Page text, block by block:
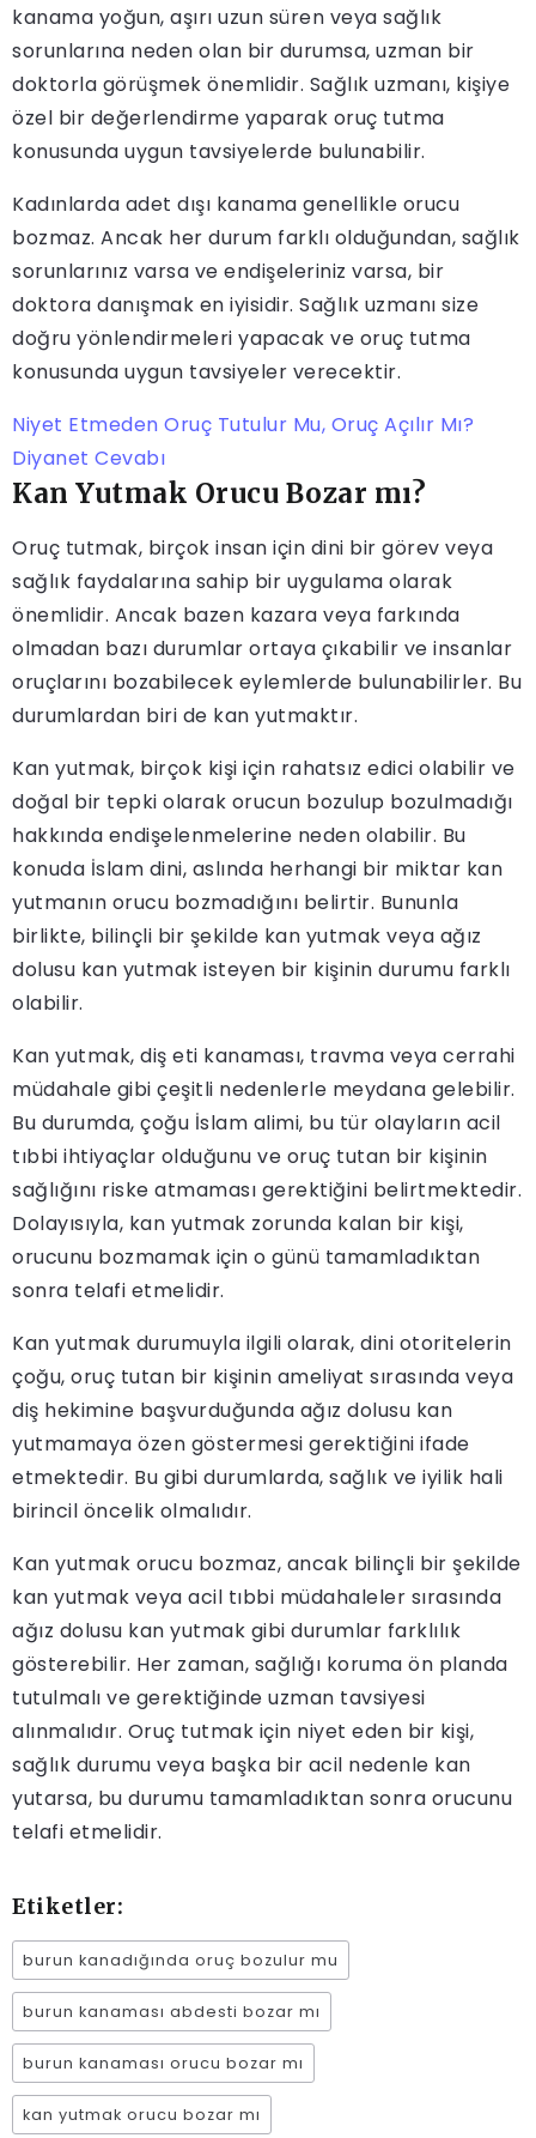
kanama yoğun, aşırı uzun süren veya sağlık
sorunlarına neden olan bir durumsa, uzman bir
doktorla görüşmek önemlidir. Sağlık uzmanı, kişiye
özel bir değerlendirme yaparak oruç tutma
konusunda uygun tavsiyelerde bulunabilir.
Kadınlarda adet dışı kanama genellikle orucu
bozmaz. Ancak her durum farklı olduğundan, sağlık
sorunlarınız varsa ve endişeleriniz varsa, bir
doktora danışmak en iyisidir. Sağlık uzmanı size
doğru yönlendirmeleri yapacak ve oruç tutma
konusunda uygun tavsiyeler verecektir.
Niyet Etmeden Oruç Tutulur Mu, Oruç Açılır Mı?
Diyanet Cevabı
Kan Yutmak Orucu Bozar mı?
Oruç tutmak, birçok insan için dini bir görev veya
sağlık faydalarına sahip bir uygulama olarak
önemlidir. Ancak bazen kazara veya farkında
olmadan bazı durumlar ortaya çıkabilir ve insanlar
oruçlarını bozabilecek eylemlerde bulunabilirler. Bu
durumlardan biri de kan yutmaktır.
Kan yutmak, birçok kişi için rahatsız edici olabilir ve
doğal bir tepki olarak orucun bozulup bozulmadığı
hakkında endişelenmelerine neden olabilir. Bu
konuda İslam dini, aslında herhangi bir miktar kan
yutmanın orucu bozmadığını belirtir. Bununla
birlikte, bilinçli bir şekilde kan yutmak veya ağız
dolusu kan yutmak isteyen bir kişinin durumu farklı
olabilir.
Kan yutmak, diş eti kanaması, travma veya cerrahi
müdahale gibi çeşitli nedenlerle meydana gelebilir.
Bu durumda, çoğu İslam alimi, bu tür olayların acil
tıbbi ihtiyaçlar olduğunu ve oruç tutan bir kişinin
sağlığını riske atmaması gerektiğini belirtmektedir.
Dolayısıyla, kan yutmak zorunda kalan bir kişi,
orucunu bozmamak için o günü tamamladıktan
sonra telafi etmelidir.
Kan yutmak durumuyla ilgili olarak, dini otoritelerin
çoğu, oruç tutan bir kişinin ameliyat sırasında veya
diş hekimine başvurduğunda ağız dolusu kan
yutmamaya özen göstermesi gerektiğini ifade
etmektedir. Bu gibi durumlarda, sağlık ve iyilik hali
birincil öncelik olmalıdır.
Kan yutmak orucu bozmaz, ancak bilinçli bir şekilde
kan yutmak veya acil tıbbi müdahaleler sırasında
ağız dolusu kan yutmak gibi durumlar farklılık
gösterebilir. Her zaman, sağlığı koruma ön planda
tutulmalı ve gerektiğinde uzman tavsiyesi
alınmalıdır. Oruç tutmak için niyet eden bir kişi,
sağlık durumu veya başka bir acil nedenle kan
yutarsa, bu durumu tamamladıktan sonra orucunu
telafi etmelidir.
Etiketler:
burun kanadığında oruç bozulur mu
burun kanaması abdesti bozar mı
burun kanaması orucu bozar mı
kan yutmak orucu bozar mı